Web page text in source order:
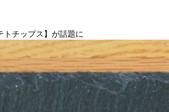
トチップス】が話題に